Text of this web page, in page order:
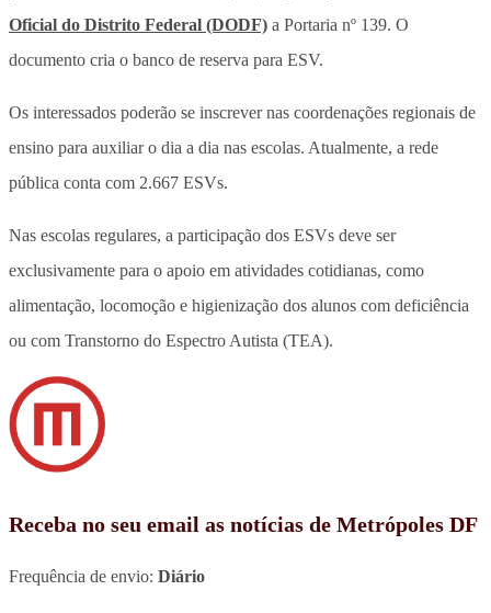
Oficial do Distrito Federal (DODF) a Portaria nº 139. O
documento cria o banco de reserva para ESV.
Os interessados poderão se inscrever nas coordenações regionais de
ensino para auxiliar o dia a dia nas escolas. Atualmente, a rede
pública conta com 2.667 ESVs.
Nas escolas regulares, a participação dos ESVs deve ser
exclusivamente para o apoio em atividades cotidianas, como
alimentação, locomoção e higienização dos alunos com deficiência
ou com Transtorno do Espectro Autista (TEA).
Receba no seu email as notícias de Metrópoles DF
Frequência de envio: Diário